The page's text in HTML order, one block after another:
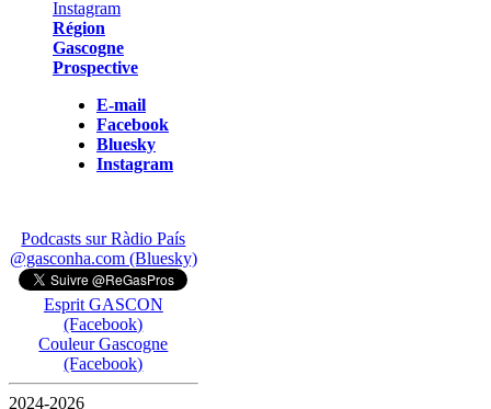
Région
Gascogne
Prospective
E-mail
Facebook
Bluesky
Instagram
Podcasts sur Ràdio País
@gasconha.com (Bluesky)
Esprit GASCON
(Facebook)
Couleur Gascogne
(Facebook)
2024-2026